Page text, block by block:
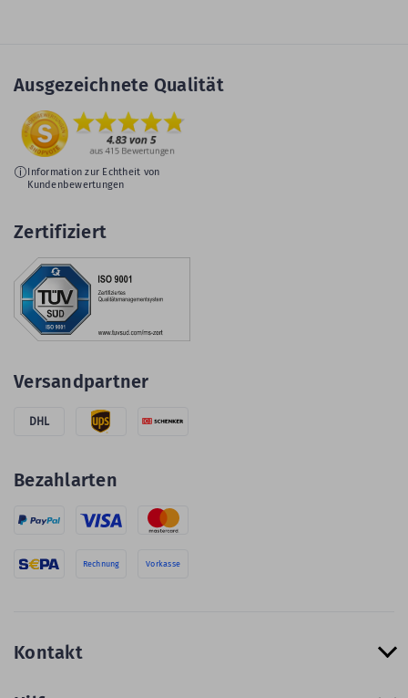
Ausgezeichnete Qualität
Information zur Echtheit von
Kundenbewertungen
Zertifiziert
Versandpartner
DHL
Bezahlarten
Rechnung Vorkasse
Kontakt